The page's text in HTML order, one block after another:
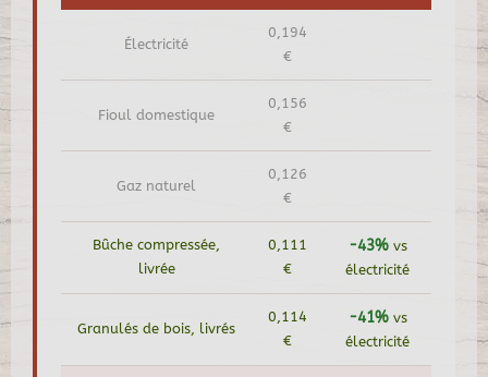
Électricité
0,194
€
Fioul domestique
0,156
€
Gaz naturel
0,126
€
Bûche compressée,
livrée
0,111
€
-43%vs
électricité
Granulés de bois, livrés
0,114
€
-41%vs
électricité